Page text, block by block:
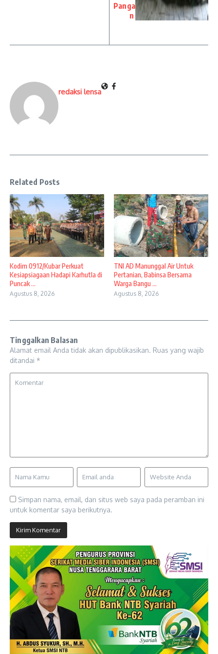
Panga
n
redaksi lensa
Related Posts
Kodim 0912/Kubar Perkuat
Kesiapsiagaan Hadapi Karhutla di
Puncak ...
Agustus 8, 2026
TNI AD Manunggal Air Untuk
Pertanian, Babinsa Bersama
Warga Bangu ...
Agustus 8, 2026
Tinggalkan Balasan
Alamat email Anda tidak akan dipublikasikan. Ruas yang wajib
ditandai *
Simpan nama, email, dan situs web saya pada peramban ini
untuk komentar saya berikutnya.